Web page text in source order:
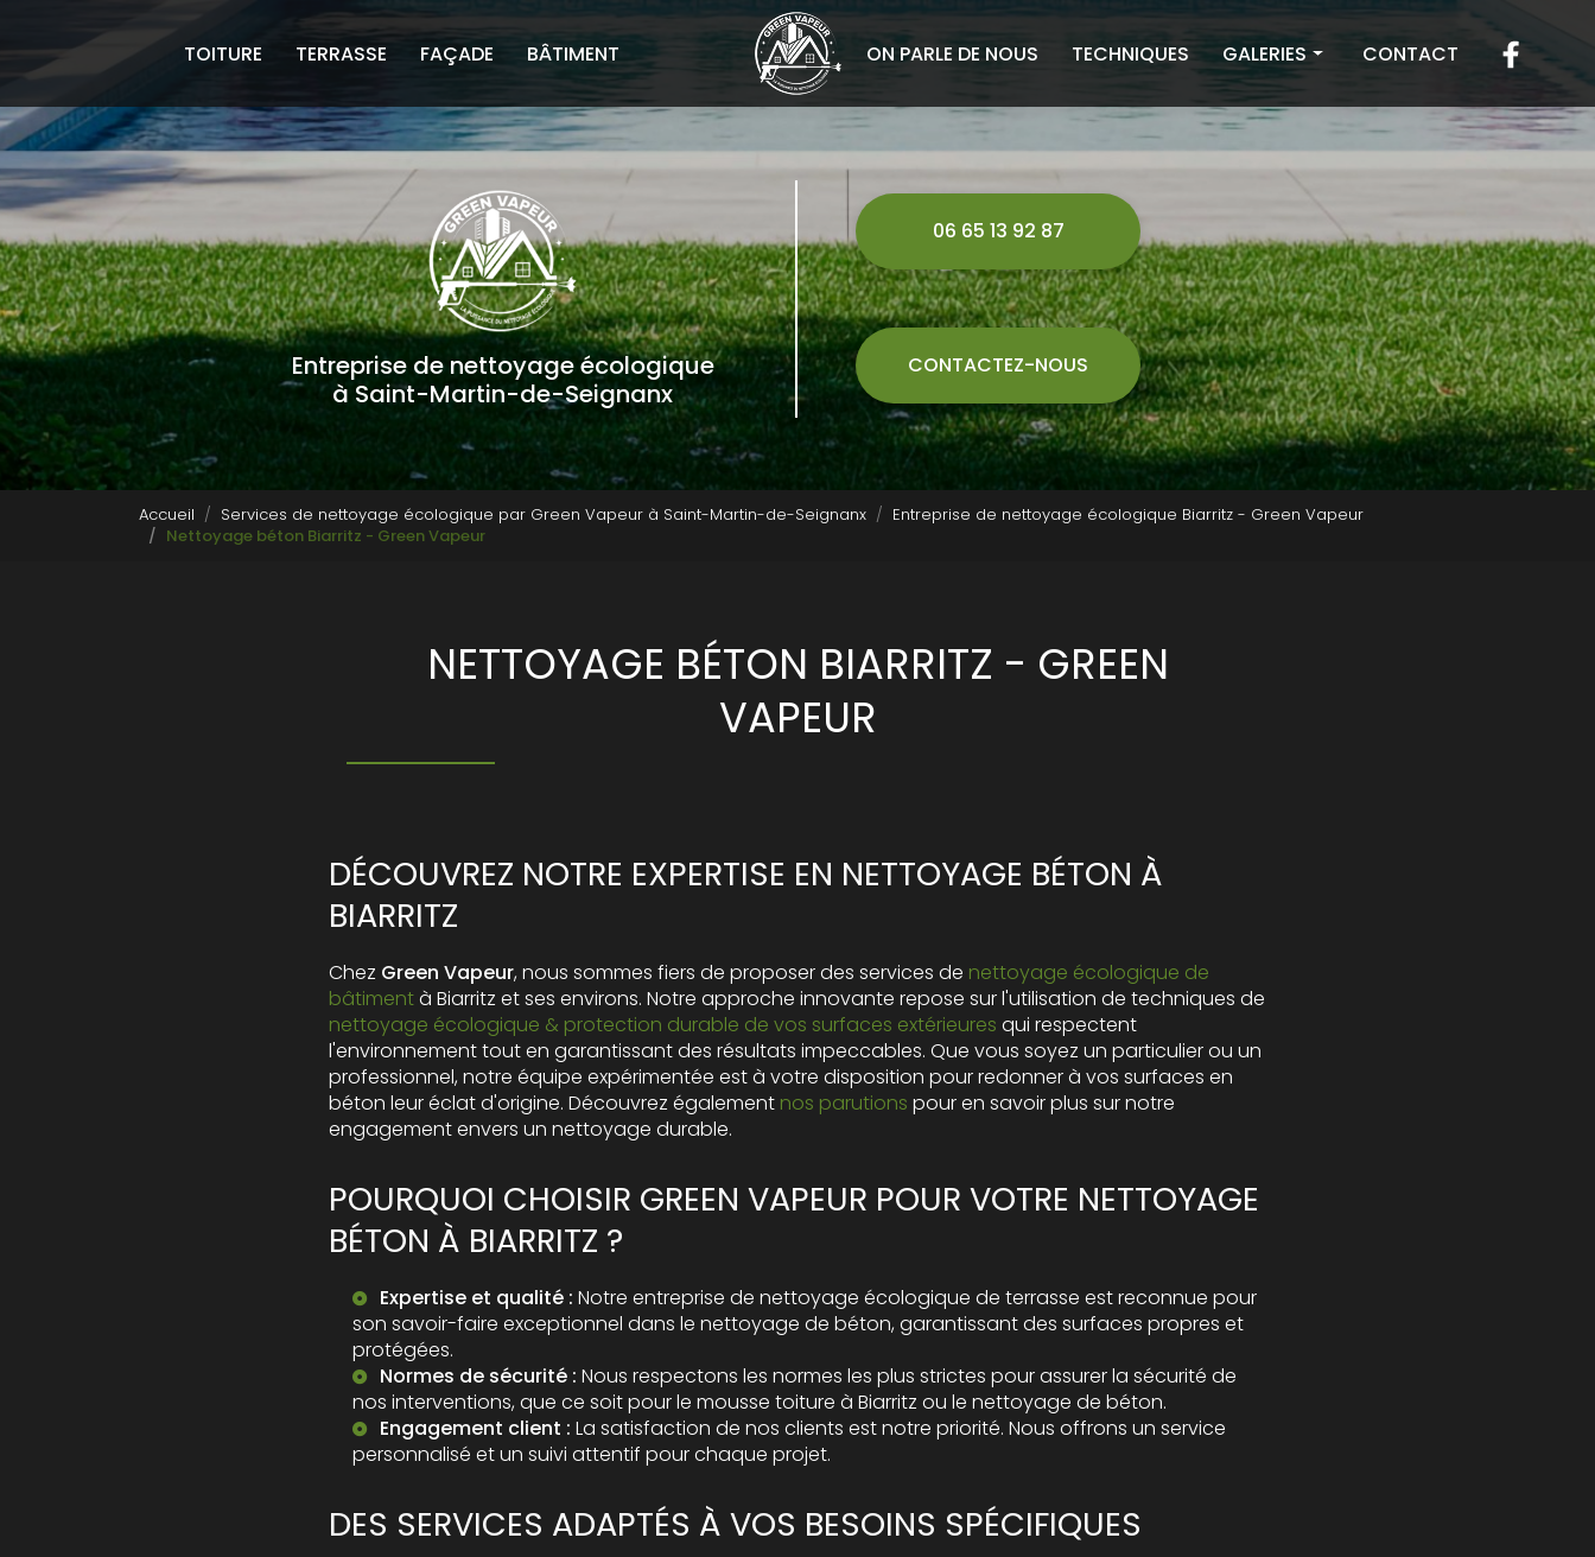
contenu
TOITURE
TERRASSE FAÇADE BÂTIMENT ON PARLE DE NOUS TECHNIQUES GALERIES
Toiture
CONTACT
Entreprise de nettoyage écologique
à Saint-Martin-de-Seignanx
06 65 13 92 87
CONTACTEZ-NOUS
Accueil Services de nettoyage écologique par Green Vapeur à Saint-Martin-de-Seignanx
Entreprise de nettoyage écologique Biarritz - Green Vapeur
Nettoyage béton Biarritz - Green Vapeur
NETTOYAGE BÉTON BIARRITZ - GREEN
VAPEUR
DÉCOUVREZ NOTRE EXPERTISE EN NETTOYAGE BÉTON À
BIARRITZ
Chez Green Vapeur, nous sommes fiers de proposer des services de nettoyage écologique de
bâtimentà Biarritz et ses environs. Notre approche innovante repose sur l'utilisation de techniques de
nettoyage écologique & protection durable de vos surfaces extérieures qui respectent
l'environnement tout en garantissant des résultats impeccables. Que vous soyez un particulier ou un
professionnel, notre équipe expérimentée est à votre disposition pour redonner à vos surfaces en
béton leur éclat d'origine. Découvrez également nos parutions pour en savoir plus sur notre
engagement envers un nettoyage durable.
POURQUOI CHOISIR GREEN VAPEUR POUR VOTRE NETTOYAGE
BÉTON À BIARRITZ ?
Expertise et qualité : Notre entreprise de nettoyage écologique de terrasse est reconnue pour
son savoir-faire exceptionnel dans le nettoyage de béton, garantissant des surfaces propres et
protégées.
Normes de sécurité : Nous respectons les normes les plus strictes pour assurer la sécurité de
nos interventions, que ce soit pour le mousse toiture à Biarritz ou le nettoyage de béton.
Engagement client : La satisfaction de nos clients est notre priorité. Nous offrons un service
personnalisé et un suivi attentif pour chaque projet.
DES SERVICES ADAPTÉS À VOS BESOINS SPÉCIFIQUES